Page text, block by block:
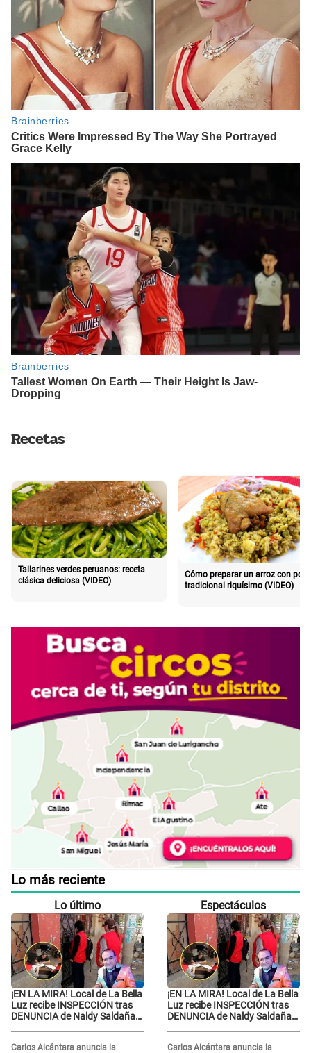
Recetas
Tallarines verdes peruanos: receta
clásica deliciosa (VIDEO)
Cómo preparar un arroz con pollo
tradicional riquísimo (VIDEO)
Lo más reciente
Lo último
¡EN LA MIRA! Local de La Bella
Luz recibe INSPECCIÓN tras
DENUNCIA de Naldy Saldaña
Carlos Alcántara anuncia la
Espectáculos
¡EN LA MIRA! Local de La Bella
Luz recibe INSPECCIÓN tras
DENUNCIA de Naldy Saldaña
Carlos Alcántara anuncia la